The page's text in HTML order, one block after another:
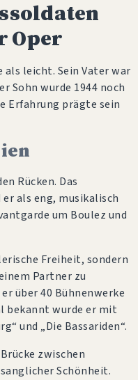
Oper
als leicht. Sein Vater war
Sohn wurde 1944 noch
Erfahrung prägte sein
Rücken. Das
als eng, musikalisch
um Boulez und
Freiheit, sondern
Partner zu
über 40 Bühnenwerke
bekannt wurde er mit
und „Die Bassariden“.
zwischen
Schönheit.